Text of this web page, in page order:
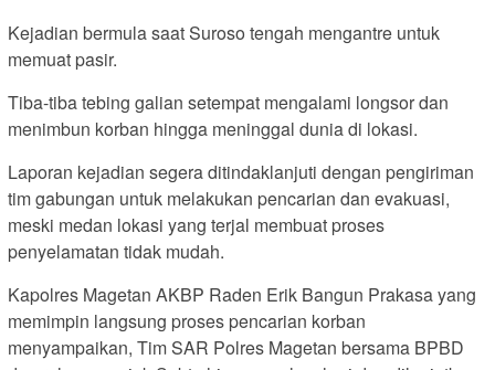
Kejadian bermula saat Suroso tengah mengantre untuk
memuat pasir.
Tiba-tiba tebing galian setempat mengalami longsor dan
menimbun korban hingga meninggal dunia di lokasi.
Laporan kejadian segera ditindaklanjuti dengan pengiriman
tim gabungan untuk melakukan pencarian dan evakuasi,
meski medan lokasi yang terjal membuat proses
penyelamatan tidak mudah.
Kapolres Magetan AKBP Raden Erik Bangun Prakasa yang
memimpin langsung proses pencarian korban
menyampaikan, Tim SAR Polres Magetan bersama BPBD